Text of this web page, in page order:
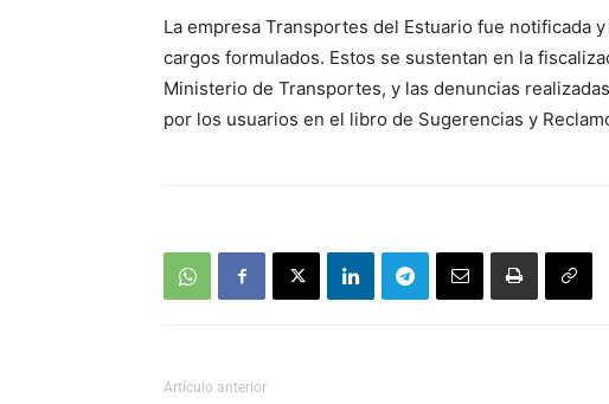
La empresa Transportes del Estuario fue notificada
cargos formulados. Estos se sustentan en la
Ministerio de Transportes, y las denuncias
por los usuarios en el libro de Sugerencias y
Artículo anterior